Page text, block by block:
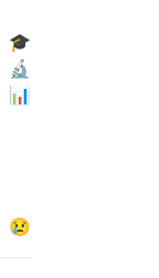
🎓
🔬
📊
😢